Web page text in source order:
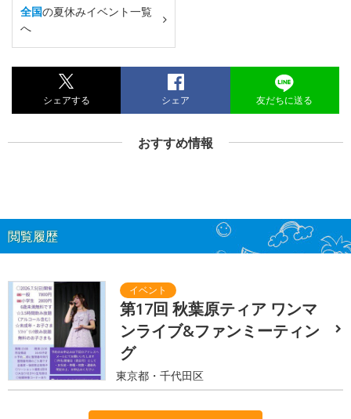
全国の夏休みイベント一覧
へ
シェアする シェア 友だちに送る
おすすめ情報
閲覧履歴
第17回 秋葉原ティア ワンマ
ンライブ&ファンミーティン
グ
東京都・千代田区